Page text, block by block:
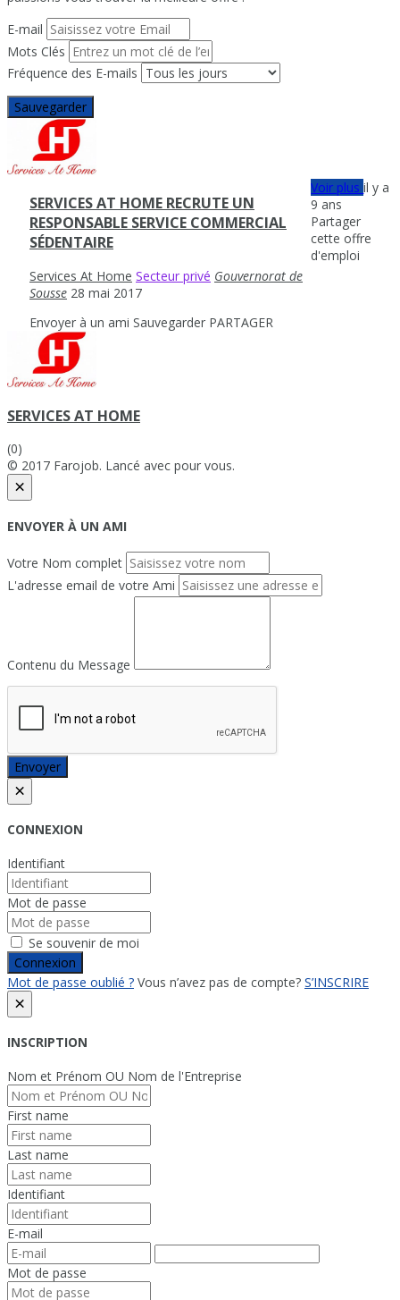
E-mail
Mots Clés
Fréquence des E-mails
Sauvegarder
SERVICES AT HOME RECRUTE UN
RESPONSABLE SERVICE COMMERCIAL
SÉDENTAIRE
Services At Home Secteur privé Gouvernorat de
Sousse 28 mai 2017
Envoyer à un ami Sauvegarder PARTAGER
Voir plusil y a
9 ans
Partager
cette offre
d'emploi
SERVICES AT HOME
(0)
© 2017 Farojob. Lancé avec pour vous.
×
ENVOYER À UN AMI
Votre Nom complet
L'adresse email de votre Ami
Contenu du Message
Envoyer
×
CONNEXION
Identifiant
Mot de passe
Se souvenir de moi
Connexion
Mot de passe oublié ? Vous n’avez pas de compte? S’INSCRIRE
×
INSCRIPTION
Nom et Prénom OU Nom de l'Entreprise
First name
Last name
Identifiant
E-mail
Mot de passe